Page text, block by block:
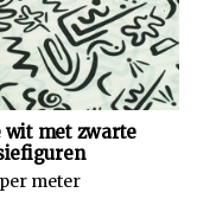
wit met zwarte
meter